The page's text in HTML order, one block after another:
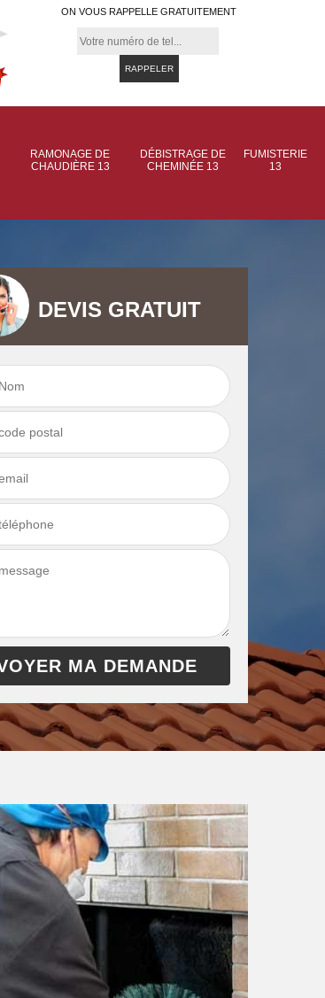
ON VOUS RAPPELLE GRATUITEMENT
RAMONAGE DE
CHAUDIÈRE 13
DÉBISTRAGE DE
CHEMINÉE 13
FUMISTERIE
13
Ramonage de
chaudière 13
Ramonage de
cheminée 13
DEVIS GRATUIT